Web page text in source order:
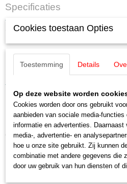
Specificaties
EAN code
Productcode leverancier
Staat
Nieuw
Omschrijving
Noch 14844 Strand
Ook interessant
Cookies toestaan Opties
Toestemming Details
Op deze website worden
Cookies worden door ons gebruikt
aanbieden van sociale media-
informatie en advertenties. Daarnaast
media-, advertentie- en
hoe u onze site gebruikt. Zij kunnen
combinatie met andere gegevens die
door uw gebruik van hun diensten of